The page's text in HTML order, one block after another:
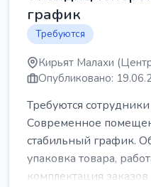
график
Требуются
Кирьят Малахи
Опубликовано:
Требуются
Современное
стабильный график.
упаковка товара,
комплектация заказов.